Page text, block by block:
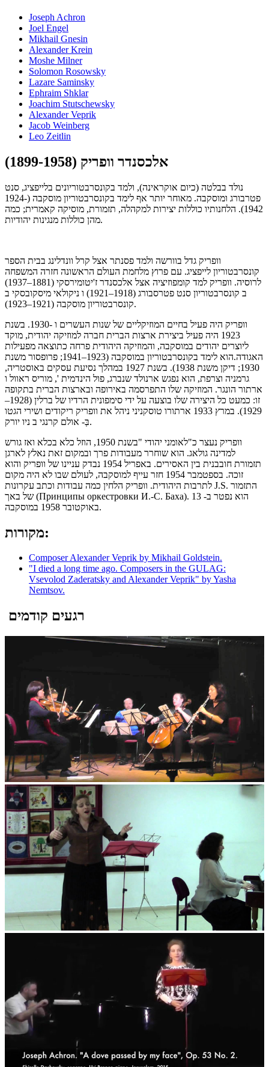
Joseph Achron
Joel Engel
Mikhail Gnesin
Alexander Krein
Moshe Milner
Solomon Rosowsky
Lazare Saminsky
Ephraim Shklar
Joachim Stutschewsky
Alexander Veprik
Jacob Weinberg
Leo Zeitlin
אלכסנדר וופריק (1899-1958)
נולד בבלטה (כיום אוקראינה), ולמד בקונסרבטוריונים בלייפציג, סנט
פטרבורג ומוסקבה. מאוחר יותר אף לימד בקונסרבטוריון מוסקבה (1924-
1942). הלחנותיו כוללות יצירות למקהלה, תזמורת, מוסיקה קאמרית; כמה
מהן כוללות מנגינות יהודיות.
וופריק גדל בוורשה ולמד פסנתר אצל קרל וונדלינג בבית הספר
קונסרבטוריון לייפציג. עם פרוץ מלחמת העולם הראשונה חזרה המשפחה
לרוסיה. וופריק למד קומפוזיציה אצל אלכסנדר ז'יטומירסקי (1881–1937)
ב קונסרבטוריון סנט פטרסבורג (1918–1921) ו ניקולאי מיסקובסקי ב
קונסרבטוריון מוסקבה (1921–1923).
וופריק היה פעיל בחיים המוזיקליים של שנות העשרים ו -1930. בשנת
1923 היה פעיל ביצירת ארצות הברית חברה למוזיקה יהודית, מוקד
ליוצרים יהודים במוסקבה, והמוזיקה היהודית פרחה כתוצאה מפעילות
האגודה.הוא לימד בקונסרבטוריון במוסקבה (1923–1941; פרופסור משנת
1930; דיקן משנת 1938). בשנת 1927 במהלך נסיעת עסקים באוסטריה,
גרמניה וצרפת, הוא נפגש ארנולד שנברג, פול הינדמית ', מוריס ראוול ו
ארתור הונגר. המוזיקה שלו התפרסמה באירופה ובארצות הברית בתקופה
זו: כמעט כל היצירה שלו בוצעה על ידי סימפונית הרדיו של ברלין (1928–
1929). במרץ 1933 ארתורו טוסקניני ניהל את וופריק ריקודים ושירי הגטו
בְּ- אולם קרנגי ב ניו יורק.
וופריק נעצר כ"לאומני יהודי "בשנת 1950, הוזל כלא בכלא ואז גורש
למדינה גולאג. הוא שוחרר מעבודות פרך ובמקום זאת נאלץ לארגן
תזמורת חובבנית בין האסירים. באפריל 1954 נבדק עניינו של וופריק והוא
זוכה. בספטמבר 1954 חזר עייף למוסקבה, לעולם שבו לא היה מקום
לתרבות היהודית. וופריק הלחין כמה עבודות וכתב עקרונות J.S. התזמור
של באך (Принципы оркестровки И.-С. Баха). הוא נפטר ב- 13
באוקטובר 1958 במוסקבה.
מקורות:
Composer Alexander Veprik by Mikhail Goldstein.
"I died a long time ago. Composers in the GULAG:
Vsevolod Zaderatsky and Alexander Veprik" by Yasha
Nemtsov.